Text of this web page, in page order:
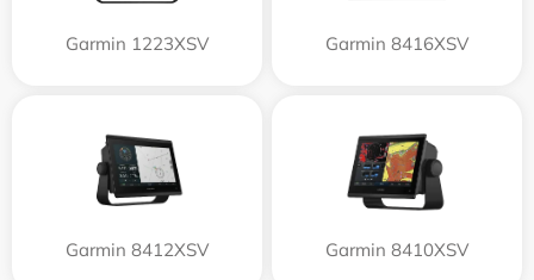
Garmin 1223XSV Garmin 8416XSV
Garmin 8412XSV Garmin 8410XSV